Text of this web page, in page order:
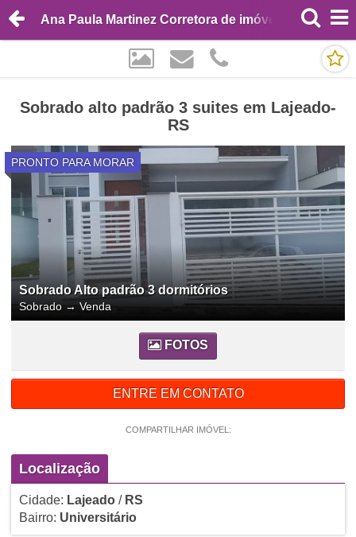
Ana Paula Martinez Corretora de imóveis
Sobrado alto padrão 3 suites em Lajeado-
RS
PRONTO PARA MORAR
Sobrado Alto padrão 3 dormitórios
Sobrado →Venda
FOTOS
ENTRE EM CONTATO
COMPARTILHAR IMÓVEL:
Localização
Cidade: Lajeado/ RS
Bairro: Universitário